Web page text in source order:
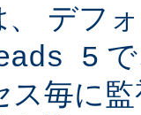
、 デフ
5
ス毎に